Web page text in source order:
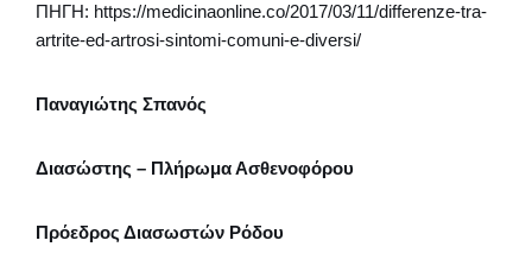
ΠΗΓΗ: https://medicinaonline.co/2017/03/11/differenze-tra-
artrite-ed-artrosi-sintomi-comuni-e-diversi/
Παναγιώτης Σπανός
Διασώστης – Πλήρωμα Ασθενοφόρου
Πρόεδρος Διασωστών Ρόδου